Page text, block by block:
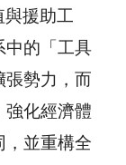
援助工
中的「工具
張勢力，而
強化經濟體
，並重構全